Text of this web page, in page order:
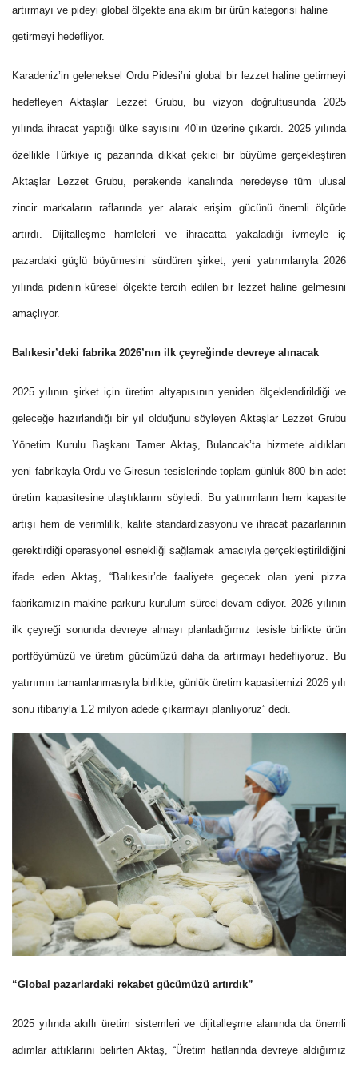
artırmayı ve pideyi global ölçekte ana akım bir ürün kategorisi haline
getirmeyi hedefliyor.
Karadeniz’in geleneksel Ordu Pidesi’ni global bir lezzet haline getirmeyi
hedefleyen Aktaşlar Lezzet Grubu, bu vizyon doğrultusunda 2025
yılında ihracat yaptığı ülke sayısını 40’ın üzerine çıkardı. 2025 yılında
özellikle Türkiye iç pazarında dikkat çekici bir büyüme gerçekleştiren
Aktaşlar Lezzet Grubu, perakende kanalında neredeyse tüm ulusal
zincir markaların raflarında yer alarak erişim gücünü önemli ölçüde
artırdı. Dijitalleşme hamleleri ve ihracatta yakaladığı ivmeyle iç
pazardaki güçlü büyümesini sürdüren şirket; yeni yatırımlarıyla 2026
yılında pidenin küresel ölçekte tercih edilen bir lezzet haline gelmesini
amaçlıyor.
Balıkesir’deki fabrika 2026’nın ilk çeyreğinde devreye alınacak
2025 yılının şirket için üretim altyapısının yeniden ölçeklendirildiği ve
geleceğe hazırlandığı bir yıl olduğunu söyleyen Aktaşlar Lezzet Grubu
Yönetim Kurulu Başkanı Tamer Aktaş, Bulancak’ta hizmete aldıkları
yeni fabrikayla Ordu ve Giresun tesislerinde toplam günlük 800 bin adet
üretim kapasitesine ulaştıklarını söyledi. Bu yatırımların hem kapasite
artışı hem de verimlilik, kalite standardizasyonu ve ihracat pazarlarının
gerektirdiği operasyonel esnekliği sağlamak amacıyla gerçekleştirildiğini
ifade eden Aktaş, “Balıkesir’de faaliyete geçecek olan yeni pizza
fabrikamızın makine parkuru kurulum süreci devam ediyor. 2026 yılının
ilk çeyreği sonunda devreye almayı planladığımız tesisle birlikte ürün
portföyümüzü ve üretim gücümüzü daha da artırmayı hedefliyoruz. Bu
yatırımın tamamlanmasıyla birlikte, günlük üretim kapasitemizi 2026 yılı
sonu itibarıyla 1.2 milyon adede çıkarmayı planlıyoruz” dedi.
“Global pazarlardaki rekabet gücümüzü artırdık”
2025 yılında akıllı üretim sistemleri ve dijitalleşme alanında da önemli
adımlar attıklarını belirten Aktaş, “Üretim hatlarında devreye aldığımız